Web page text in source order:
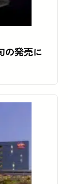
の発売に